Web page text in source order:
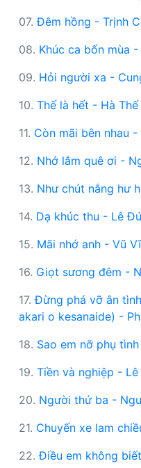
07.Đêm hồng - Trịnh
08. Khúc ca bốn mùa
09. Hỏi người xa -
10. Thế là hết - Hà Thế
11. Còn mãi bên nhau -
12. Nhớ lắm quê ơi -
13. Như chút nắng hư
14. Dạ khúc thu - Lê
15. Mãi nhớ anh - Vũ
16. Giọt sương đêm -
17.Đừng phá vỡ ân
akari o kesanaide) -
18. Sao em nỡ phụ
19. Tiền và nghiệp - Lê
20. Người thứ ba -
21. Chuyến xe lam
22.Điều em không